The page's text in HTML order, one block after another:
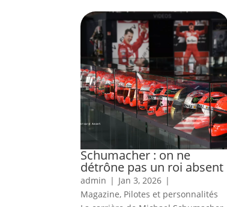
Schumacher : on ne
détrône pas un roi absent
admin | Jan 3, 2026 |
Magazine, Pilotes et personnalités